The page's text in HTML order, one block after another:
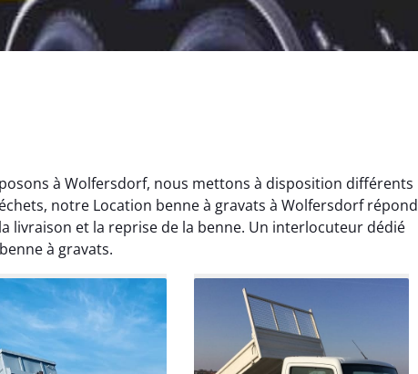
à Wolfersdorf, nous mettons à disposition différents
notre Location benne à gravats à Wolfersdorf répond
livraison et la reprise de la benne. Un interlocuteur dédié
à gravats.
Bonnet
21 juin 2024
de terrassement
jardin à Var était
Elisa Barreau
6 avril 2025
Parfait pour évacuer les
gravats de mon chantier.